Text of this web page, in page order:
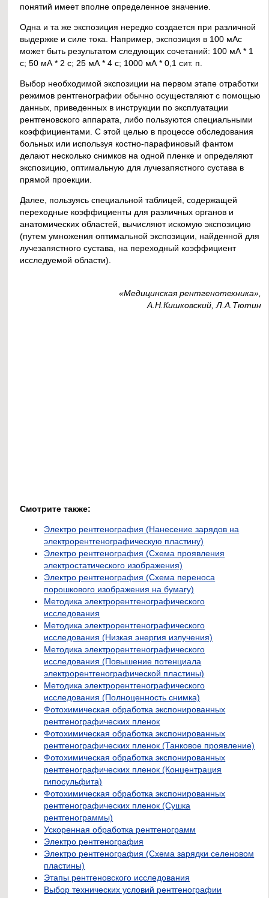
понятий имеет вполне определенное значение.
Одна и та же экспозиция нередко создается при различной
выдержке и силе тока. Например, экспозиция в 100 мАс
может быть результатом следующих сочетаний: 100 мА * 1
с; 50 мА * 2 с; 25 мА * 4 с; 1000 мА * 0,1 сит. п.
Выбор необходимой экспозиции на первом этапе отработки
режимов рентгенографии обычно осуществляют с помощью
данных, приведенных в инструкции по эксплуатации
рентгеновского аппарата, либо пользуются специальными
коэффициентами. С этой целью в процессе обследования
больных или используя костно-парафиновый фантом
делают несколько снимков на одной пленке и определяют
экспозицию, оптимальную для лучезапястного сустава в
прямой проекции.
Далее, пользуясь специальной таблицей, содержащей
переходные коэффициенты для различных органов и
анатомических областей, вычисляют искомую экспозицию
(путем умножения оптимальной экспозиции, найденной для
лучезапястного сустава, на переходный коэффициент
исследуемой области).
«Медицинская рентгенотехника»,
А.Н.Кишковский, Л.А.Тютин
Смотрите также:
Электро рентгенография (Нанесение зарядов на
электрорентгенографическую пластину)
Электро рентгенография (Схема проявления
электростатического изображения)
Электро рентгенография (Схема переноса
порошкового изображения на бумагу)
Методика электрорентгенографического
исследования
Методика электрорентгенографического
исследования (Низкая энергия излучения)
Методика электрорентгенографического
исследования (Повышение потенциала
электрорентгенографической пластины)
Методика электрорентгенографического
исследования (Полноценность снимка)
Фотохимическая обработка экспонированных
рентгенографических пленок
Фотохимическая обработка экспонированных
рентгенографических пленок (Танковое проявление)
Фотохимическая обработка экспонированных
рентгенографических пленок (Концентрация
гипосульфита)
Фотохимическая обработка экспонированных
рентгенографических пленок (Сушка
рентгенограммы)
Ускоренная обработка рентгенограмм
Электро рентгенография
Электро рентгенография (Схема зарядки селеновом
пластины)
Этапы рентгеновского исследования
Выбор технических условий рентгенографии